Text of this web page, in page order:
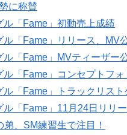
に称賛
ル「Fame」初動売上成績
ル「Fame」リリース、MV
ル「Fame」MVティーザー
ル「Fame」コンセプトフォ
ル「Fame」トラックリスト
ル「Fame」11月24日リリ
、SM練習生で注目！